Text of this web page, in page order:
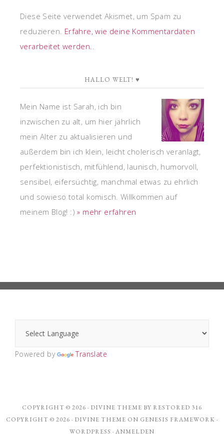
Diese Seite verwendet Akismet, um Spam zu
reduzieren. Erfahre, wie deine Kommentardaten
verarbeitet werden..
HALLO WELT! ♥
Mein Name ist Sarah, ich bin
inzwischen zu alt, um hier jährlich
mein Alter zu aktualisieren und
außerdem bin ich klein, leicht cholerisch veranlagt,
perfektionistisch, mitfühlend, launisch, humorvoll,
sensibel, eifersüchtig, manchmal etwas zu ehrlich
und sowieso total komisch. Willkommen auf
meinem Blog! :)» mehr erfahren
Powered by Translate
COPYRIGHT © 2026 · DIVINE THEME BY RESTORED 316
COPYRIGHT © 2026 · DIVINE THEME ON GENESIS FRAMEWORK ·
WORDPRESS · ANMELDEN